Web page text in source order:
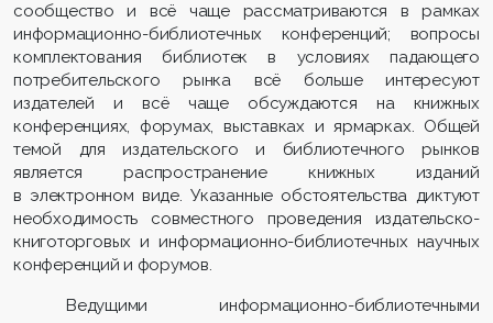
сообщество и всё чаще рассматриваются в рамках
информационно-библиотечных конференций; вопросы
комплектования библиотек в условиях падающего
потребительского рынка всё больше интересуют
издателей и всё чаще обсуждаются на книжных
конференциях, форумах, выставках и ярмарках. Общей
темой для издательского и библиотечного рынков
является распространение книжных изданий
в электронном виде. Указанные обстоятельства диктуют
необходимость совместного проведения издательско-
книготорговых и информационно-библиотечных научных
конференций и форумов.
Ведущими информационно-библиотечными